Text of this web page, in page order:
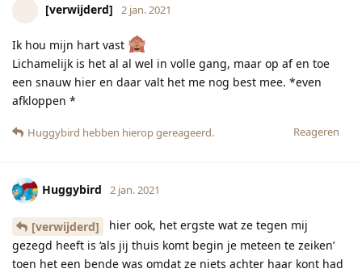
[verwijderd] 2 jan. 2021
Ik hou mijn hart vast
Lichamelijk is het al al wel in volle gang, maar op af en toe
een snauw hier en daar valt het me nog best mee. *even
afkloppen *
Reageren
Huggybird hebben hierop gereageerd.
Huggybird 2 jan. 2021
[verwijderd]
hier ook, het ergste wat ze tegen mij
gezegd heeft is ‘als jij thuis komt begin je meteen te zeiken’
toen het een bende was omdat ze niets achter haar kont had